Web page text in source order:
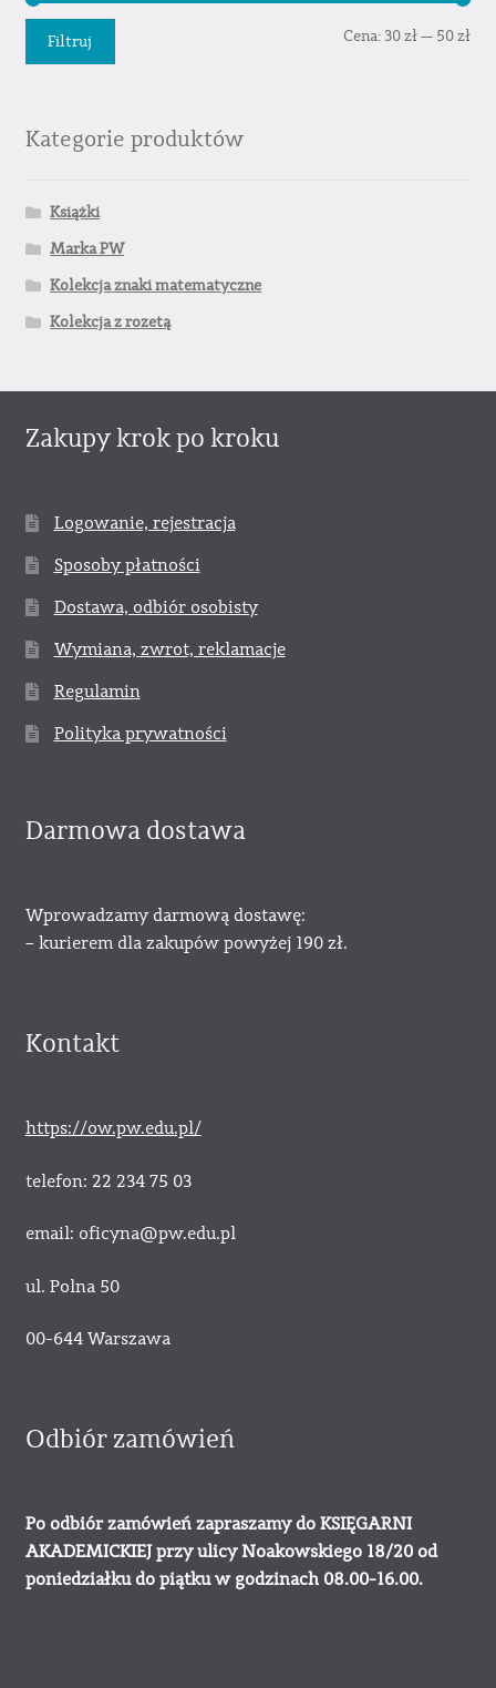
Filtruj Cena: 30 zł— 50 zł
Kategorie produktów
Książki
Marka PW
Kolekcja znaki matematyczne
Kolekcja z rozetą
Zakupy krok po kroku
Logowanie, rejestracja
Sposoby płatności
Dostawa, odbiór osobisty
Wymiana, zwrot, reklamacje
Regulamin
Polityka prywatności
Darmowa dostawa
Wprowadzamy darmową dostawę:
– kurierem dla zakupów powyżej 190 zł.
Kontakt
https://ow.pw.edu.pl/
telefon: 22 234 75 03
email: oficyna@pw.edu.pl
ul. Polna 50
00-644 Warszawa
Odbiór zamówień
Po odbiór zamówień zapraszamy do KSIĘGARNI
AKADEMICKIEJ przy ulicy Noakowskiego 18/20 od
poniedziałku do piątku w godzinach 08.00-16.00.